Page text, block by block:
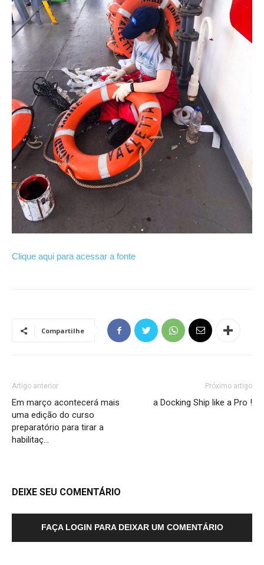
Clique aqui para acessar a fonte
Compartilhe
Artigo anterior
Em março acontecerá mais
uma edição do curso
preparatório para tirar a
habilitaç…
Próximo artigo
a Docking Ship like a Pro !
DEIXE SEU COMENTÁRIO
FAÇA LOGIN PARA DEIXAR UM COMENTÁRIO